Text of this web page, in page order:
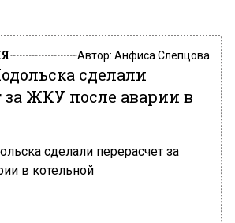
Автор: Анфиса Слепцова
сделали
за ЖКУ после аварии в